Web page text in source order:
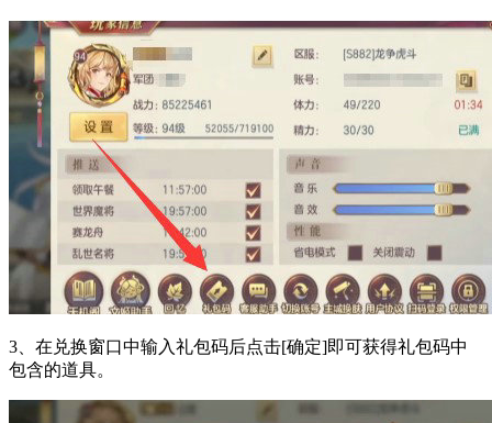
3、在兑换窗口中输入礼包码后点击[确定]即可获得礼包码中
包含的道具。